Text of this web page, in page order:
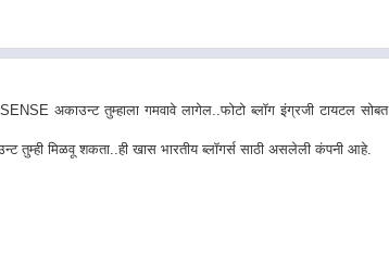
अकाउन्ट तुम्हाला गमवावे लागेल..फोटो ब्लॉग इंग्रजी टायटल सोबत
तुम्ही मिळवू शकता..ही खास भारतीय ब्लॉगर्स साठी असलेली कंपनी आहे.